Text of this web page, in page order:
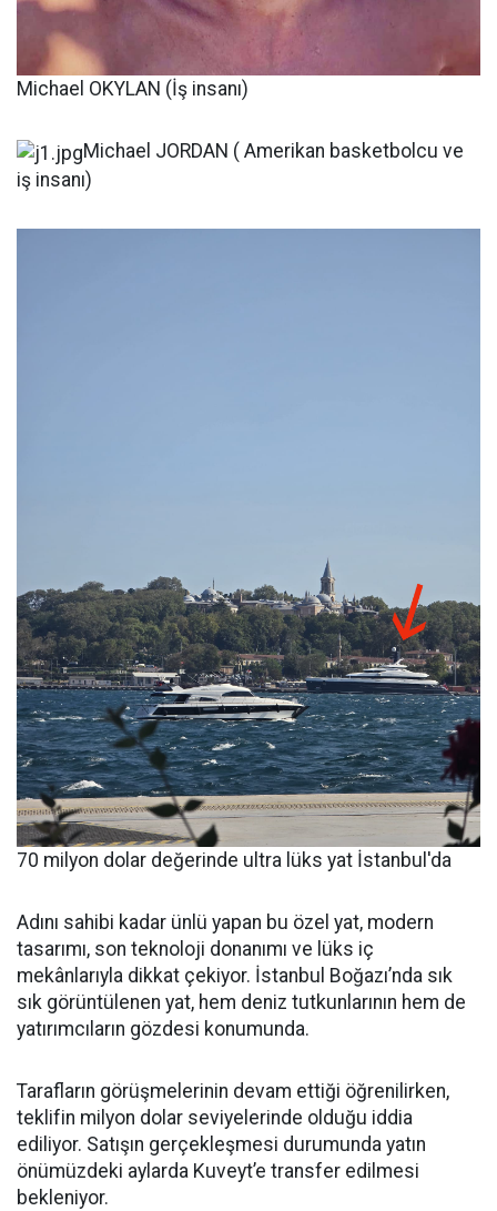
Michael OKYLAN (İş insanı)
Michael JORDAN ( Amerikan basketbolcu ve
iş insanı)
70 milyon dolar değerinde ultra lüks yat İstanbul'da
Adını sahibi kadar ünlü yapan bu özel yat, modern
tasarımı, son teknoloji donanımı ve lüks iç
mekânlarıyla dikkat çekiyor. İstanbul Boğazı’nda sık
sık görüntülenen yat, hem deniz tutkunlarının hem de
yatırımcıların gözdesi konumunda.
Tarafların görüşmelerinin devam ettiği öğrenilirken,
teklifin milyon dolar seviyelerinde olduğu iddia
ediliyor. Satışın gerçekleşmesi durumunda yatın
önümüzdeki aylarda Kuveyt’e transfer edilmesi
bekleniyor.